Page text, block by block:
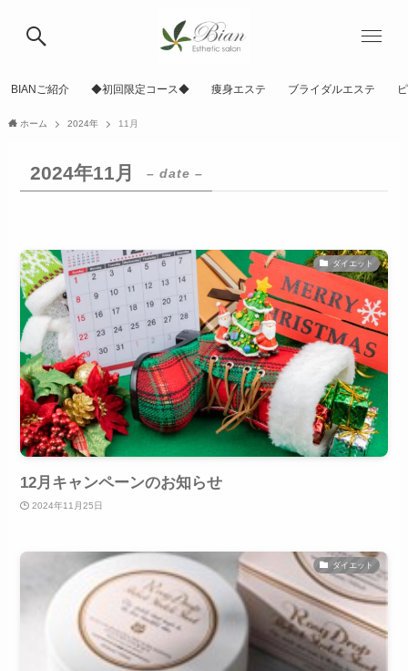
BIANご紹介 ◆初回限定コース◆ 痩身エステ ブライダルエステ
ホーム 2024年 11月
2024年11月 – date –
ダイエット
12月キャンペーンのお知らせ
2024年11月25日
ダイエット